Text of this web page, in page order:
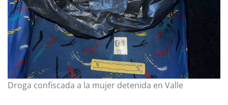
Droga confiscada a la mujer detenida en Valle